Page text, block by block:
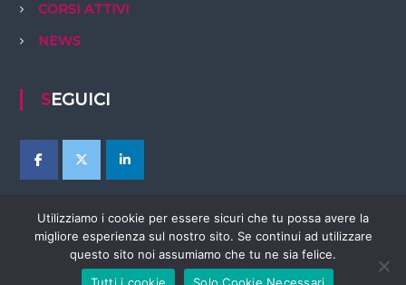
CORSI ATTIVI
NEWS
SEGUICI
Utilizziamo i cookie per essere sicuri che tu possa avere la
migliore esperienza sul nostro sito. Se continui ad utilizzare
questo sito noi assumiamo che tu ne sia felice.
Tutti i cookie
Solo Cookie Necessari